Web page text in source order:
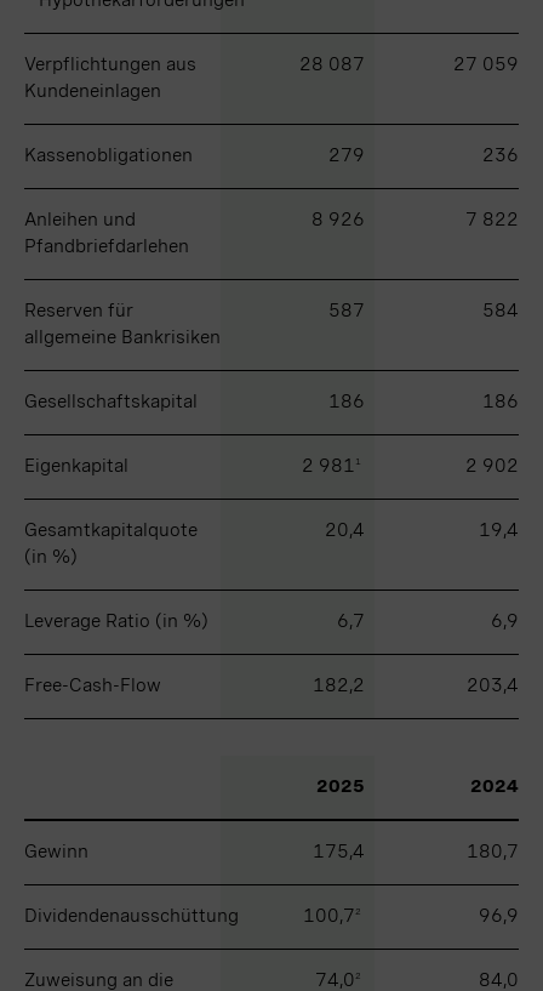
Verpflichtungen aus
Kundeneinlagen
28 087 27 059
Kassenobligationen 279 236
Anleihen und
Pfandbriefdarlehen
8 926 7 822
Reserven für
allgemeine Bankrisiken
587 584
Gesellschaftskapital 186 186
Eigenkapital 2 981 1 2 902
Gesamtkapitalquote
(in %)
20,4 19,4
Leverage Ratio (in %) 6,7 6,9
Free-Cash-Flow 182,2 203,4
2025 2024
Gewinn 175,4 180,7
Dividendenausschüttung 100,7 2 96,9
Zuweisung an die
74,0 2 84,0
Verpflichtungen aus
Kundeneinlagen
Kassenobligationen
Anleihen und
Pfandbriefdarlehen
Reserven für
allgemeine Bankrisiken
Gesellschaftskapital
Eigenkapital
Gesamtkapitalquote
(in %)
Leverage Ratio (in %)
Free-Cash-Flow
Gewinn
Dividendenausschüttung
Zuweisung an die